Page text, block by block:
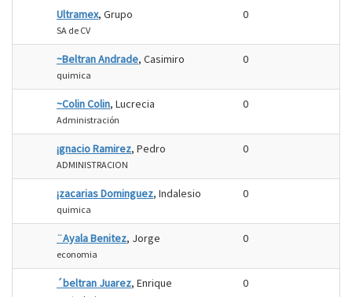
Ultramex, Grupo
SA de CV
0
~Beltran Andrade, Casimiro
quimica
0
~Colin Colin, Lucrecia
Administración
0
¡gnacio Ramirez, Pedro
ADMINISTRACION
0
¡zacarias Dominguez, Indalesio
quimica
0
¨Ayala Benitez, Jorge
economia
0
´beltran Juarez, Enrique 0